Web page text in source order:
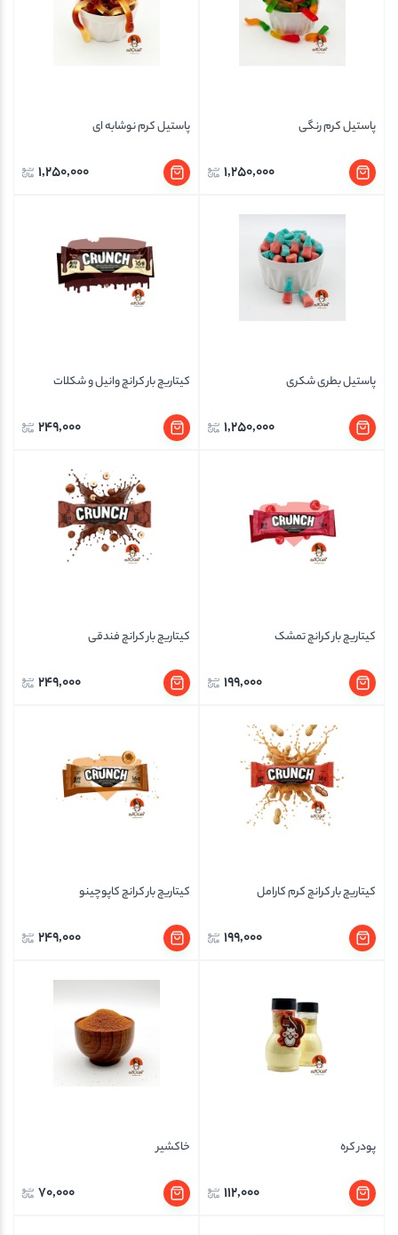
پاستیل کرم رنگی
1,250,000
پاستیل کرم نوشابه ای
1,250,000
پاستیل بطری شکری
1,250,000
کیتاریچ بار کرانچ وانیل و شکلات
249,000
کیتاریچ بار کرانچ تمشک
199,000
کیتاریچ بار کرانچ فندقی
249,000
کیتاریچ بار کرانچ کرم کارامل
199,000
کیتاریچ بار کرانچ کاپوچینو
249,000
پودر کره
112,000
خاکشیر
70,000